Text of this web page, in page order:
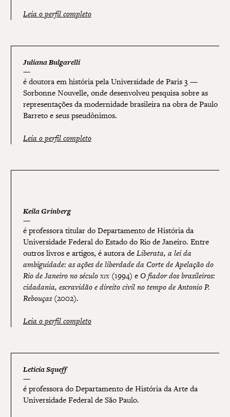
Leia o perfil completo
Juliana Bulgarelli
é doutora em história pela Universidade de Paris 3 —
Sorbonne Nouvelle, onde desenvolveu pesquisa sobre as
representações da modernidade brasileira na obra de Paulo
Barreto e seus pseudônimos.
Leia o perfil completo
Keila Grinberg
é professora titular do Departamento de História da
Universidade Federal do Estado do Rio de Janeiro. Entre
outros livros e artigos, é autora de Liberata, a lei da
ambiguidade: as ações de liberdade da Corte de Apelação do
Rio de Janeiro no século xix(1994) e O fiador dos brasileiros:
cidadania, escravidão e direito civil no tempo de Antonio P.
Rebouças(2002).
Leia o perfil completo
Leticia Squeff
é professora do Departamento de História da Arte da
Universidade Federal de São Paulo.